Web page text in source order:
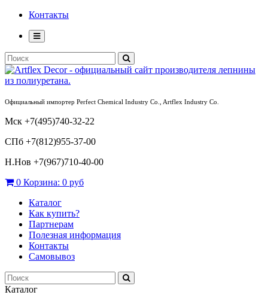
Контакты
Официальный импортер Perfect Chemical Industry Co., Artflex Industry Co.
Мск +7(495)740-32-22
СПб +7(812)955-37-00
Н.Нов +7(967)710-40-00
0 Корзина: 0 руб
Каталог
Как купить?
Партнерам
Полезная информация
Контакты
Самовывоз
Каталог